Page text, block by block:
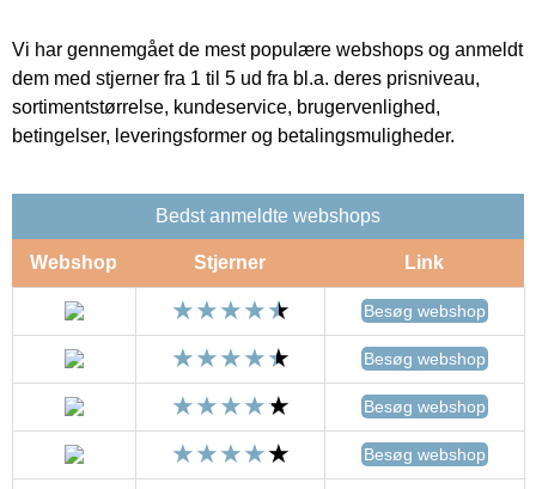
Vi har gennemgået de mest populære webshops og anmeldt
dem med stjerner fra 1 til 5 ud fra bl.a. deres prisniveau,
sortimentstørrelse, kundeservice, brugervenlighed,
betingelser, leveringsformer og betalingsmuligheder.
Bedst anmeldte webshops
Webshop Stjerner Link
Besøg webshop
Besøg webshop
Besøg webshop
Besøg webshop